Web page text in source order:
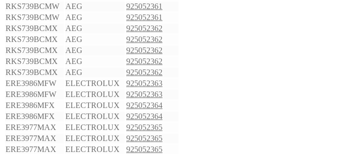
RKS739BCMW
AEG
925052361
RKS739BCMW
AEG
925052361
RKS739BCMX
AEG
925052362
RKS739BCMX
AEG
925052362
RKS739BCMX
AEG
925052362
RKS739BCMX
AEG
925052362
RKS739BCMX
AEG
925052362
ERE3986MFW
ELECTROLUX
925052363
ERE3986MFW
ELECTROLUX
925052363
ERE3986MFX
ELECTROLUX
925052364
ERE3986MFX
ELECTROLUX
925052364
ERE3977MAX
ELECTROLUX
925052365
ERE3977MAX
ELECTROLUX
925052365
ERE3977MAX
ELECTROLUX
925052365